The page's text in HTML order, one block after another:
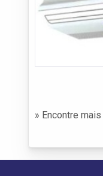
» Encontre mais